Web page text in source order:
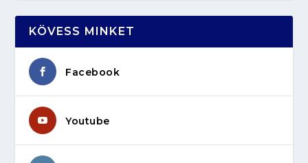
KÖVESS MINKET
Facebook
Youtube